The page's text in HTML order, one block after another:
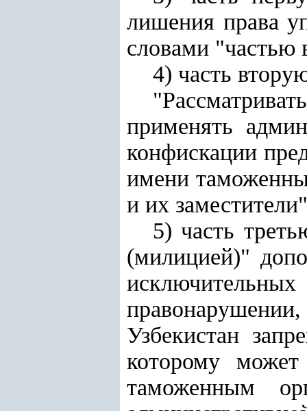
лишения права
словами "частью
4) часть
применять
конфискации
имени
и их
5) часть
(милицией)"
Узбекистан
которому может
таможенным